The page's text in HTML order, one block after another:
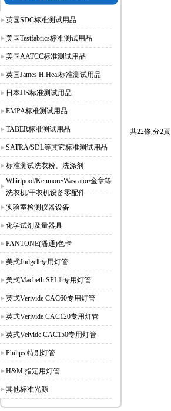
英国SDC标准测试用品
美国Testfabrics标准测试用品
美国AATCC标准测试用品
英国James H.Heal标准测试用品
日本JIS标准测试用品
EMPA标准测试用品
TABER标准测试用品
SATRA/SDL等其它标准测试用品
标准测试洗衣粉、洗涤剂
Whirlpool/Kenmore/Wascator/金章等
洗衣机/干衣机设备零配件
实验室检测仪器设备
化学试剂及量器具
PANTONE(潘通)色卡
美式JudgeⅡ专用灯管
美式Macbeth SPLⅢ专用灯管
英式Verivide CAC60专用灯管
英式Verivide CAC120专用灯管
英式Veivide CAC150专用灯管
Philips 特别灯管
H&M 指定用灯管
其他标准光源
共22條,分2頁